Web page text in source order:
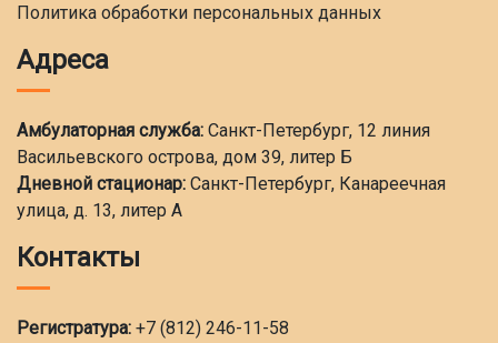
Политика обработки персональных данных
Адреса
Амбулаторная служба: Санкт-Петербург, 12 линия
Васильевского острова, дом 39, литер Б
Дневной стационар: Санкт-Петербург, Канареечная
улица, д. 13, литер А
Контакты
Регистратура: +7 (812) 246-11-58